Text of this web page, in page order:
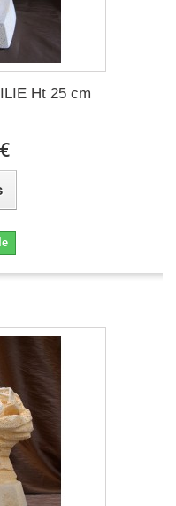
Ht 25 cm